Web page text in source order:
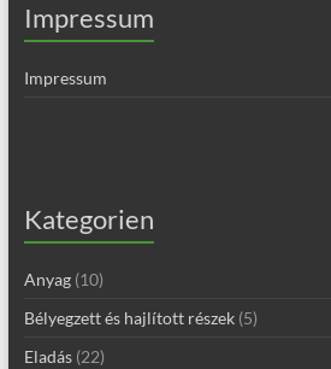
Impressum
Impressum
Kategorien
Anyag(10)
Bélyegzett és hajlított részek(5)
Eladás(22)